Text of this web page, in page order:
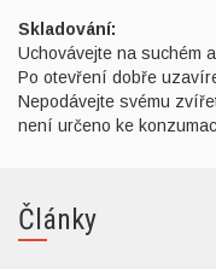
Skladování:
Uchovávejte na suchém
Po otevření dobře
Nepodávejte svému
není určeno ke
Články